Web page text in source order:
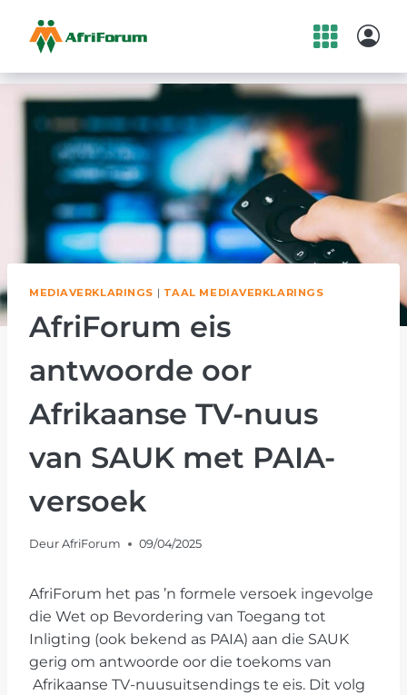
MEDIAVERKLARINGS | TAAL MEDIAVERKLARINGS
AfriForum eis
antwoorde oor
Afrikaanse TV-nuus
van SAUK met PAIA-
versoek
Deur AfriForum 09/04/2025
AfriForum het pas ’n formele versoek ingevolge
die Wet op Bevordering van Toegang tot
Inligting (ook bekend as PAIA) aan die SAUK
gerig om antwoorde oor die toekoms van
Afrikaanse TV-nuusuitsendings te eis. Dit volg